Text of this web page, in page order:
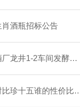
肖酒瓶招标公告
1-2车间发酵箱安装工程项目招标公告
珍十五谁的性价比更高？